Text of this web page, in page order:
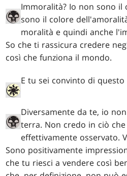
Immoralità? Io non sono
sono il colore
moralità e quindi anche
So che ti rassicura credere
così che funziona il mondo.
E tu sei convinto di questo
Diversamente da te, io
terra. Non credo in ciò
effettivamente osservato.
Sono positivamente
che tu riesci a vendere così